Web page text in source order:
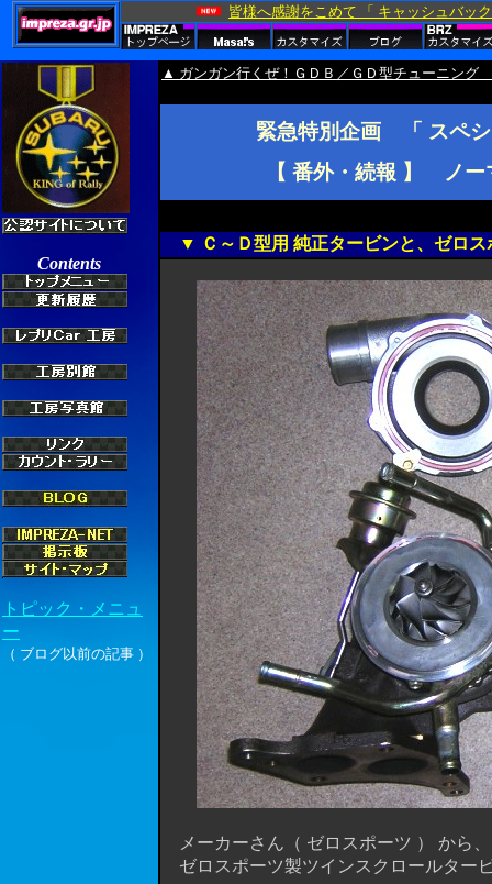
▲ ガンガン行くぜ！ＧＤＢ／ＧＤ型チューニング
緊急特別企画 「 スペシ
【 番外・続報 】 ノ
▼ Ｃ～Ｄ型用 純正タービンと、ゼロス
メーカーさん（ ゼロスポーツ ） から
ゼロスポーツ製ツインスクロールター